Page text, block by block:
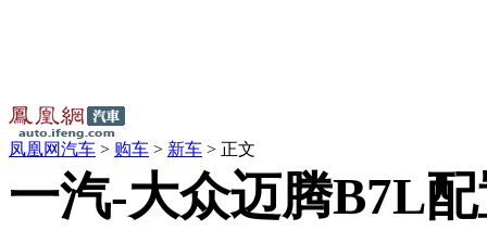
凤凰网汽车 > 购车 > 新车 > 正文
一汽-大众迈腾B7L